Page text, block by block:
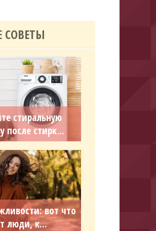
СОВЕТЫ
стиральную
после стирк...
вот что
люди, к...